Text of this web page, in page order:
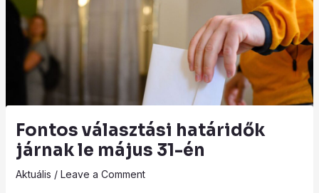
Fontos választási határidők
járnak le május 31-én
Aktuális / Leave a Comment